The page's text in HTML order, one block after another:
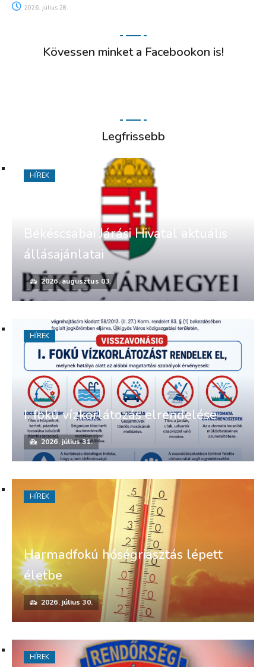
2026. július 28.
Kövessen minket a Facebookon is!
Legfrissebb
Békéscsabai Járási Hivatal aktuális
állásajánlatai
2026. augusztus 03.
HÍREK
I. fokú vízkorlátozás elrendelése
2026. július 31.
HÍREK
Harmadfokú hőségriasztás lépett
életbe
2026. július 30.
HÍREK
HÍREK